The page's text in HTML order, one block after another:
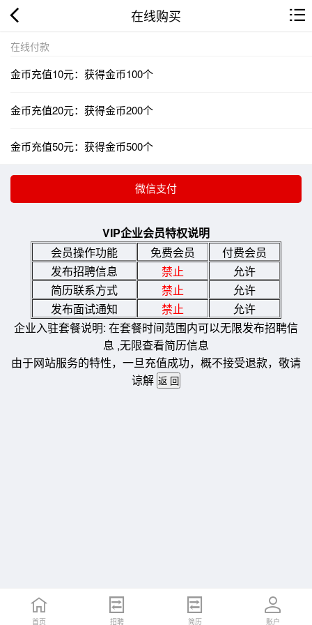
在线购买
在线付款
金币充值10元：获得金币100个
金币充值20元：获得金币200个
金币充值50元：获得金币500个
VIP企业会员特权说明
会员操作功能
免费会员
付费会员
发布招聘信息
禁止
允许
简历联系方式
禁止
允许
发布面试通知
禁止
允许
企业入驻套餐说明: 在套餐时间范围内可以无限发布招聘信
息 ,无限查看简历信息
由于网站服务的特性，一旦充值成功，概不接受退款，敬请
谅解
首页 招聘 简历 账户